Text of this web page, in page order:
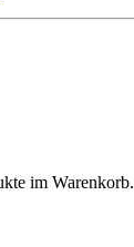
im Warenkorb.